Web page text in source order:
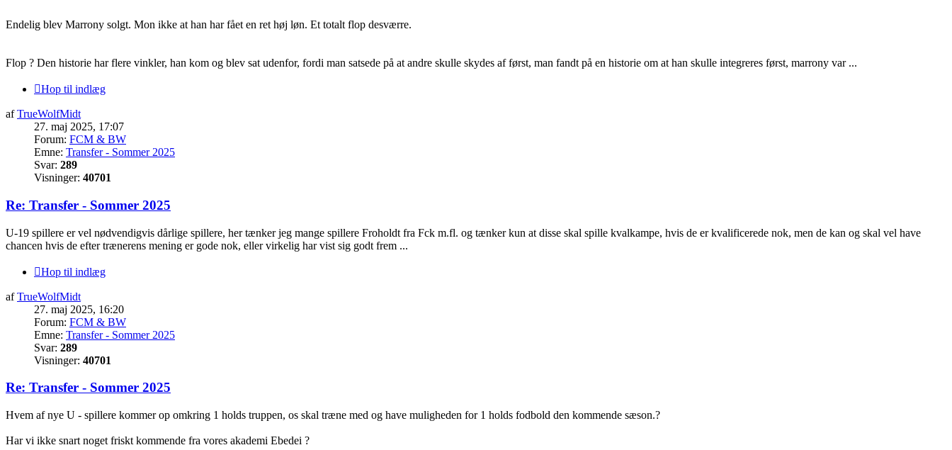
Endelig blev Marrony solgt. Mon ikke at han har fået en ret høj løn. Et totalt flop desværre.
Flop ? Den historie har flere vinkler, han kom og blev sat udenfor, fordi man satsede på at andre skulle skydes af først, man fandt på en historie om at han skulle integreres først, marrony var ...
Hop til indlæg
afTrueWolfMidt
27. maj 2025, 17:07
Forum: FCM & BW
Emne: Transfer - Sommer 2025
Svar: 289
Visninger: 40701
Re: Transfer - Sommer 2025
U-19 spillere er vel nødvendigvis dårlige spillere, her tænker jeg mange spillere Froholdt fra Fck m.fl. og tænker kun at disse skal spille kvalkampe, hvis de er kvalificerede nok, men de kan og skal vel have
chancen hvis de efter trænerens mening er gode nok, eller virkelig har vist sig godt frem ...
Hop til indlæg
afTrueWolfMidt
27. maj 2025, 16:20
Forum: FCM & BW
Emne: Transfer - Sommer 2025
Svar: 289
Visninger: 40701
Re: Transfer - Sommer 2025
Hvem af nye U - spillere kommer op omkring 1 holds truppen, os skal træne med og have muligheden for 1 holds fodbold den kommende sæson.?
Har vi ikke snart noget friskt kommende fra vores akademi Ebedei ?